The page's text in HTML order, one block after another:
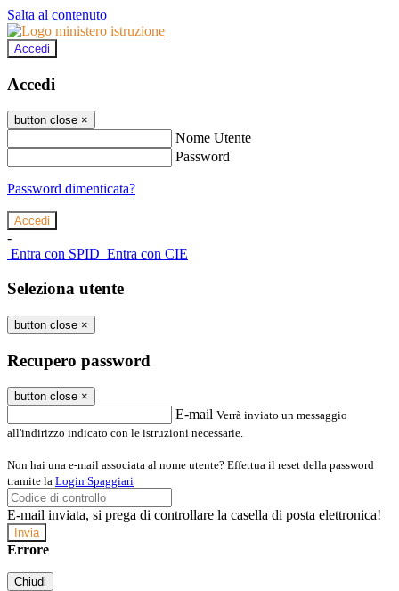
Salta al contenuto
Accedi
Accedi
button close ×
Nome Utente
Password
Password dimenticata?
-
Entra con SPID Entra con CIE
Seleziona utente
button close ×
Recupero password
button close ×
E-mail Verrà inviato un messaggio
all'indirizzo indicato con le istruzioni necessarie.
Non hai una e-mail associata al nome utente? Effettua il reset della password
tramite la Login Spaggiari
E-mail inviata, si prega di controllare la casella di posta elettronica!
Errore
Chiudi